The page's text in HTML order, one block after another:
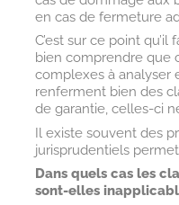
en cas de fermeture
C’est sur ce point
bien comprendre que
complexes à analyser
renferment bien des
de garantie, celles-ci
Il existe souvent des
jurisprudentiels
Dans quels cas les
sont-elles